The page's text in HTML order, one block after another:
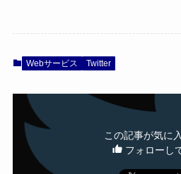
Webサービス Twitter
この記事が気に
フォローし